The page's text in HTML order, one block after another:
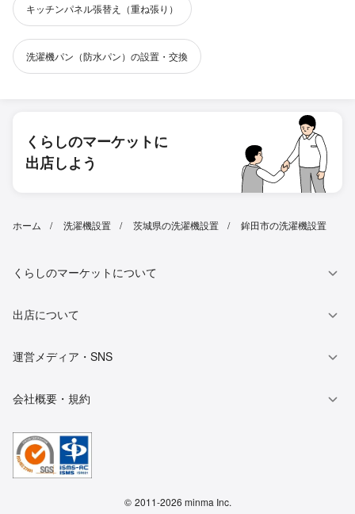
キッチンパネル張替え（重ね張り）
洗濯機パン（防水パン）の設置・交換
くらしのマーケットに
出店しよう
ホーム 洗濯機設置 茨城県の洗濯機設置 鉾田市の洗濯機設置
くらしのマーケットについて
出店について
運営メディア・SNS
会社概要・規約
© 2011-2026 minma Inc.